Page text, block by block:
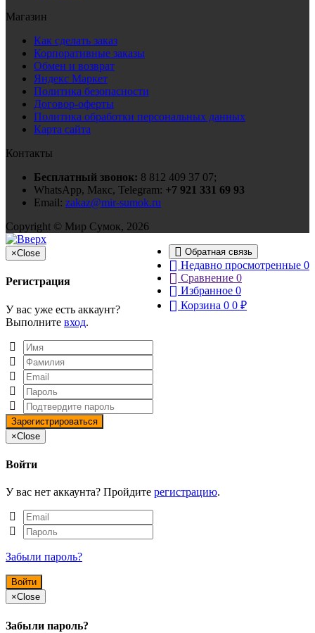
Магазин
Как сделать заказ
Корпоративные заказы
Обмен и возврат
Яндекс Маркет
Политика безопасности
Договор-оферты
Политика обработки персональных данных
Карта сайта
Контакты
Бесплатный звонок: 8 812 409 37 07;
WhatsApp, Макс, Telegram: +7 921 331 69 93
Email: zakaz@mir-sumok.ru
Copyright © Мир Сумок, 2026
Обратная связь
Недавно просмотренные 0
Сравнение 0
Избранное 0
Корзина 0 0 ₽
×Close
Регистрация
У вас уже есть аккаунт?
Выполните вход.
×Close
Войти
У вас нет аккаунта? Пройдите регистрацию.
Забыли пароль?
×Close
Забыли пароль?